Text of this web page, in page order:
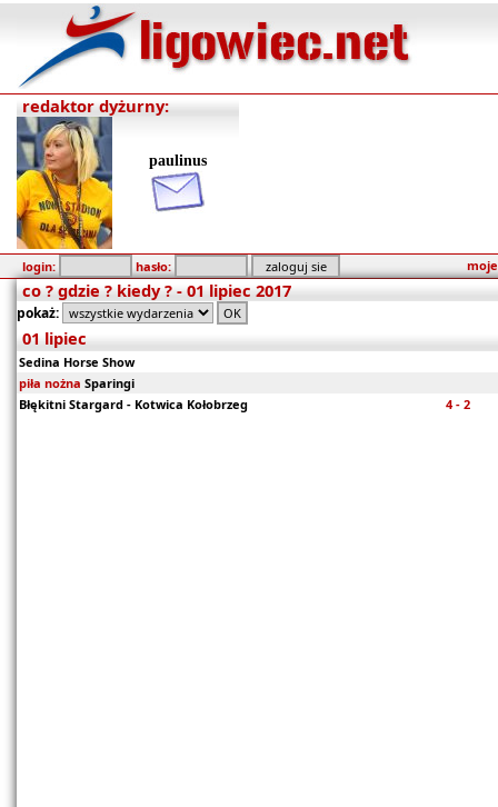
redaktor dyżurny:
paulinus
login: hasło:
co ? gdzie ? kiedy ? - 01 lipiec 2017
pokaż:
01 lipiec
Sedina Horse Show
piła nożna Sparingi
Błękitni Stargard - Kotwica Kołobrzeg
4 - 2